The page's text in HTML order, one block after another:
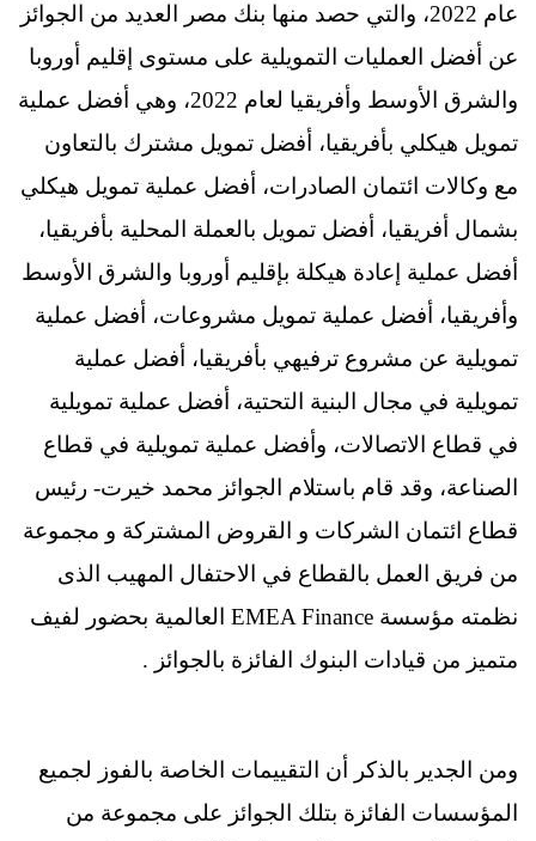
عام 2022، والتي حصد منها بنك مصر العديد من الجوائز
عن أفضل العمليات التمويلية على مستوى إقليم أوروبا
والشرق الأوسط وأفريقيا لعام 2022، وهي أفضل عملية
تمويل هيكلي بأفريقيا، أفضل تمويل مشترك بالتعاون
مع وكالات ائتمان الصادرات، أفضل عملية تمويل هيكلي
بشمال أفريقيا، أفضل تمويل بالعملة المحلية بأفريقيا،
أفضل عملية إعادة هيكلة بإقليم أوروبا والشرق الأوسط
وأفريقيا، أفضل عملية تمويل مشروعات، أفضل عملية
تمويلية عن مشروع ترفيهي بأفريقيا، أفضل عملية
تمويلية في مجال البنية التحتية، أفضل عملية تمويلية
في قطاع الاتصالات، وأفضل عملية تمويلية في قطاع
الصناعة، وقد قام باستلام الجوائز محمد خيرت- رئيس
قطاع ائتمان الشركات و القروض المشتركة و مجموعة
من فريق العمل بالقطاع في الاحتفال المهيب الذى
نظمته مؤسسة EMEA Finance العالمية بحضور لفيف
متميز من قيادات البنوك الفائزة بالجوائز .
ومن الجدير بالذكر أن التقييمات الخاصة بالفوز لجميع
المؤسسات الفائزة بتلك الجوائز على مجموعة من